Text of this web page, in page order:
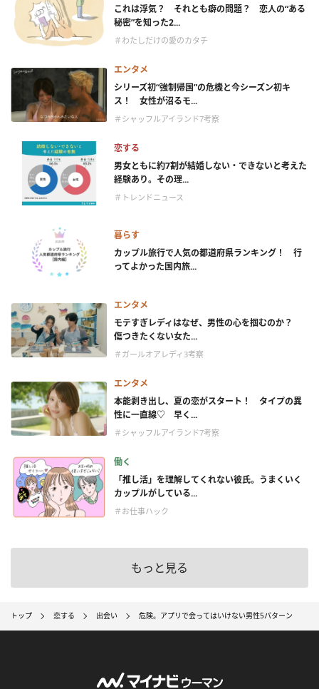
これは浮気？ それとも癖の問題？ 恋人の“ある
秘密”を知った2...
＃わたしだけの愛のカタチ
エンタメ
シリーズ初“強制帰国”の危機と今シーズン初キ
ス！ 女性が沼るモ...
＃シャッフルアイランド7考察
恋する
男女ともに約7割が結婚しない・できないと考えた
経験あり。その理...
＃トレンドニュース
暮らす
カップル旅行で人気の都道府県ランキング！ 行
ってよかった国内旅...
エンタメ
モテすぎレディはなぜ、男性の心を掴むのか？
傷つきたくない女た...
＃ガールオアレディ3考察
エンタメ
本能剥き出し、夏の恋がスタート！ タイプの異
性に一直線♡ 早く...
＃シャッフルアイランド7考察
働く
「推し活」を理解してくれない彼氏。うまくいく
カップルがしている...
＃お仕事ハック
もっと見る
トップ 恋する 出会い 危険。アプリで会ってはいけない男性5パターン